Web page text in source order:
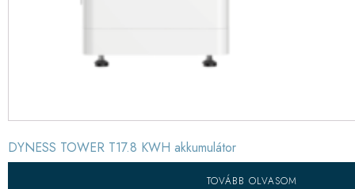
DYNESS TOWER T17.8 KWH akkumulátor
TOVÁBB OLVASOM